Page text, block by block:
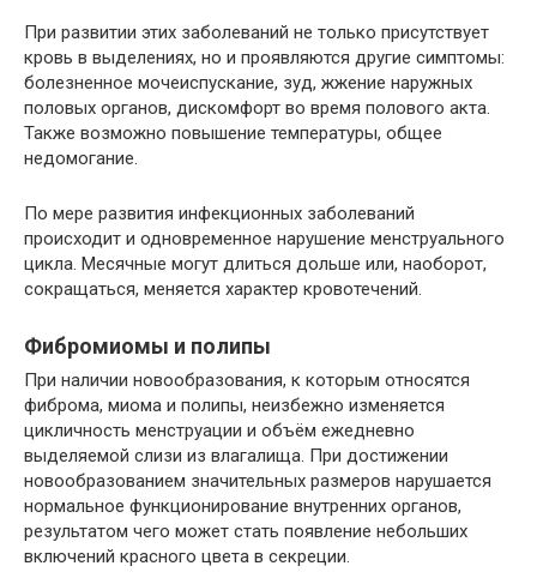
При развитии этих заболеваний не только присутствует
кровь в выделениях, но и проявляются другие симптомы:
болезненное мочеиспускание, зуд, жжение наружных
половых органов, дискомфорт во время полового акта.
Также возможно повышение температуры, общее
недомогание.
По мере развития инфекционных заболеваний
происходит и одновременное нарушение менструального
цикла. Месячные могут длиться дольше или, наоборот,
сокращаться, меняется характер кровотечений.
Фибромиомы и полипы
При наличии новообразования, к которым относятся
фиброма, миома и полипы, неизбежно изменяется
цикличность менструации и объём ежедневно
выделяемой слизи из влагалища. При достижении
новообразованием значительных размеров нарушается
нормальное функционирование внутренних органов,
результатом чего может стать появление небольших
включений красного цвета в секреции.